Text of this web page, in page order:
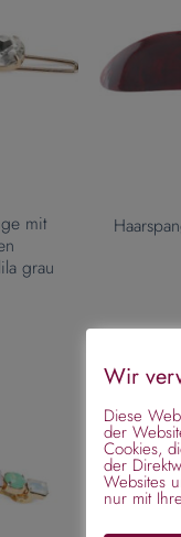
mit
grau
Wir
Diese
der
Cookies,
der
Websites
nur mit